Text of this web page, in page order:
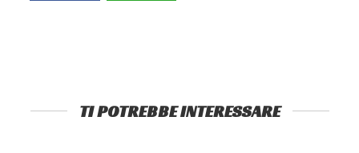
TI POTREBBE INTERESSARE